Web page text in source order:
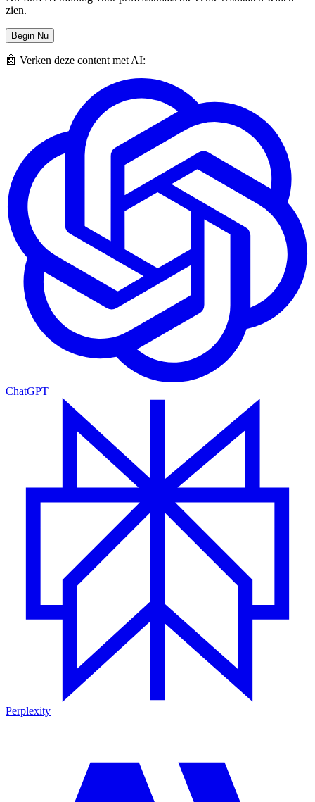
zien.
Begin Nu
🤖 Verken deze content met AI:
ChatGPT
Perplexity